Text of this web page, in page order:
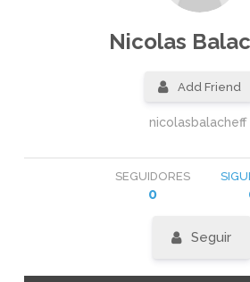
Nicolas
Add Friend
nicolasbalacheff
SEGUIDORES
0
Seguir